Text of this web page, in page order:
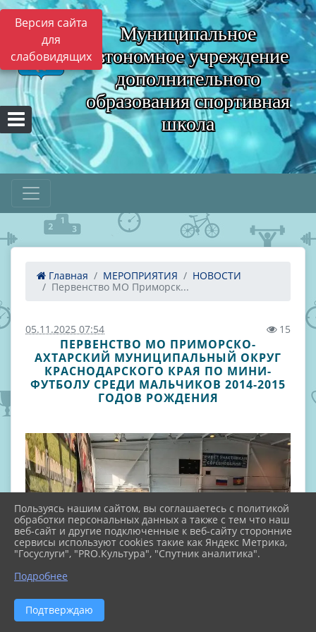
Версия сайта
для
слабовидящих
Муниципальное
автономное учреждение
дополнительного
образования спортивная
школа
Главная МЕРОПРИЯТИЯ
НОВОСТИ
Первенство МО Приморск...
05.11.2025 07:54 15
ПЕРВЕНСТВО МО ПРИМОРСКО-
АХТАРСКИЙ МУНИЦИПАЛЬНЫЙ ОКРУГ
КРАСНОДАРСКОГО КРАЯ ПО МИНИ-
ФУТБОЛУ СРЕДИ МАЛЬЧИКОВ 2014-2015
ГОДОВ РОЖДЕНИЯ
Пользуясь нашим сайтом, вы соглашаетесь с политикой
обработки персональных данных а также с тем что наш
веб-сайт и другие подключенные к веб-сайту сторонние
сервисы используют cookies такие как Яндекс Метрика,
"Госуслуги", "PRO.Культура", "Спутник аналитика".
Подробнее
Подтверждаю